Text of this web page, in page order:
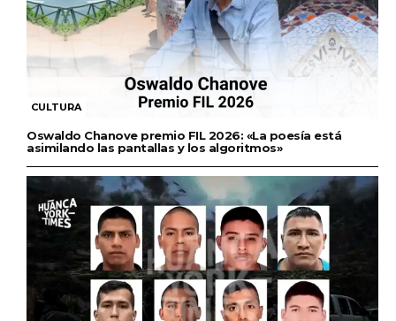
CULTURA
Oswaldo Chanove premio FIL 2026: «La poesía está
asimilando las pantallas y los algoritmos»